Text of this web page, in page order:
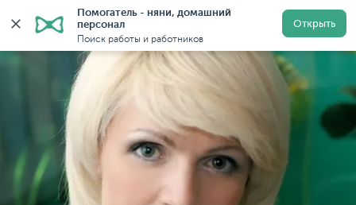
Помогатель - няни, домашний
персонал
Поиск работы и работников
Открыть
Главная Домработницы Домработницы в Москве